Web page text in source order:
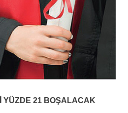
YÜZDE 21 BOŞALACAK